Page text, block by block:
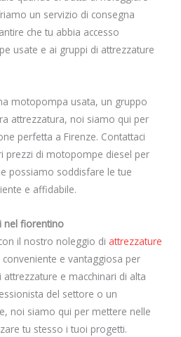
un servizio di consegna
che tu abbia accesso
usate e ai gruppi di attrezzature
motopompa usata, un gruppo
attrezzatura, noi siamo qui per
perfetta a Firenze. Contattaci
prezzi di motopompe diesel per
possiamo soddisfare le tue
e affidabile.
nel fiorentino
il nostro noleggio di attrezzature
conveniente e vantaggiosa per
e macchinari di alta
del settore o un
noi siamo qui per mettere nelle
tu stesso i tuoi progetti.